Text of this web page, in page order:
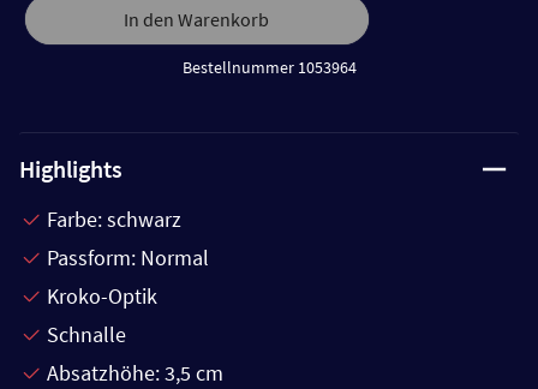
In den Warenkorb
Bestellnummer 1053964
Highlights
Farbe: schwarz
Passform: Normal
Kroko-Optik
Schnalle
Absatzhöhe: 3,5 cm